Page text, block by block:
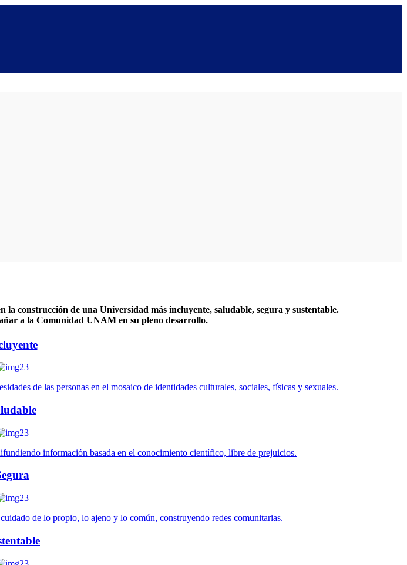
construcción de una Universidad más incluyente, saludable, segura y sustentable.
a la Comunidad UNAM en su pleno desarrollo.
de las personas en el mosaico de identidades culturales, sociales, físicas y sexuales.
información basada en el conocimiento científico, libre de prejuicios.
de lo propio, lo ajeno y lo común, construyendo redes comunitarias.